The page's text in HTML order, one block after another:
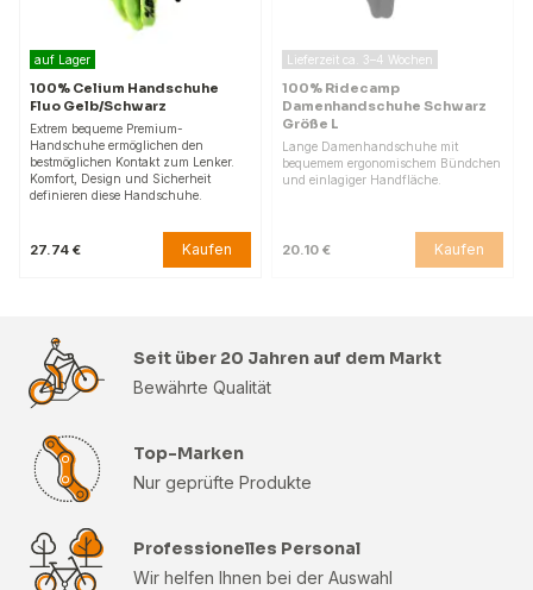
auf Lager
100% Celium Handschuhe
Fluo Gelb/Schwarz
Extrem bequeme Premium-
Handschuhe ermöglichen den
bestmöglichen Kontakt zum Lenker.
Komfort, Design und Sicherheit
definieren diese Handschuhe.
27.74 € Kaufen
Lieferzeit ca. 3–4 Wochen
100% Ridecamp
Damenhandschuhe Schwarz
Größe L
Lange Damenhandschuhe mit
bequemem ergonomischem Bündchen
und einlagiger Handfläche.
20.10 € Kaufen
Seit über 20 Jahren auf dem Markt
Bewährte Qualität
Top-Marken
Nur geprüfte Produkte
Professionelles Personal
Wir helfen Ihnen bei der Auswahl